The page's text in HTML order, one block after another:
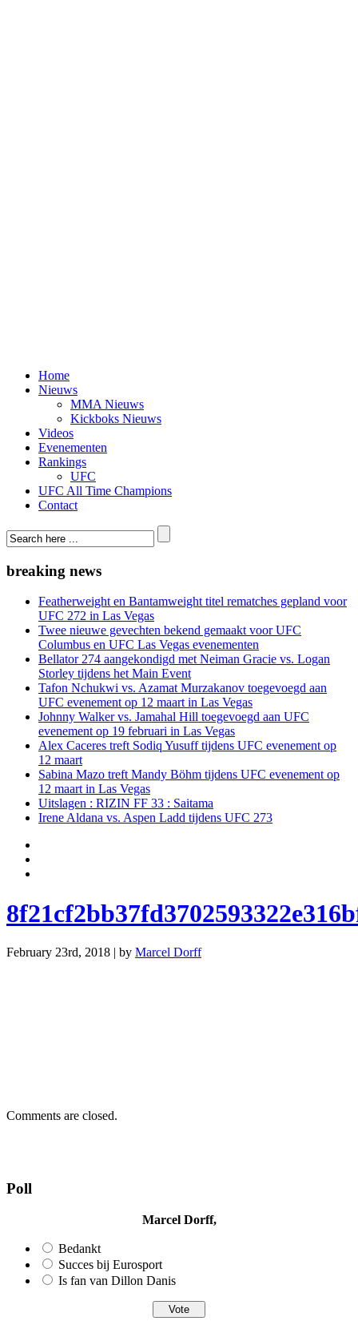
Home
Nieuws
MMA Nieuws
Kickboks Nieuws
Videos
Evenementen
Rankings
UFC
UFC All Time Champions
Contact
breaking news
Featherweight en Bantamweight titel rematches gepland voor
UFC 272 in Las Vegas
Twee nieuwe gevechten bekend gemaakt voor UFC
Columbus en UFC Las Vegas evenementen
Bellator 274 aangekondigd met Neiman Gracie vs. Logan
Storley tijdens het Main Event
Tafon Nchukwi vs. Azamat Murzakanov toegevoegd aan
UFC evenement op 12 maart in Las Vegas
Johnny Walker vs. Jamahal Hill toegevoegd aan UFC
evenement op 19 februari in Las Vegas
Alex Caceres treft Sodiq Yusuff tijdens UFC evenement op
12 maart
Sabina Mazo treft Mandy Böhm tijdens UFC evenement op
12 maart in Las Vegas
Uitslagen : RIZIN FF 33 : Saitama
Irene Aldana vs. Aspen Ladd tijdens UFC 273
February 23rd, 2018 | by Marcel Dorff
Comments are closed.
Poll
Marcel Dorff,
Bedankt
Succes bij Eurosport
Is fan van Dillon Danis